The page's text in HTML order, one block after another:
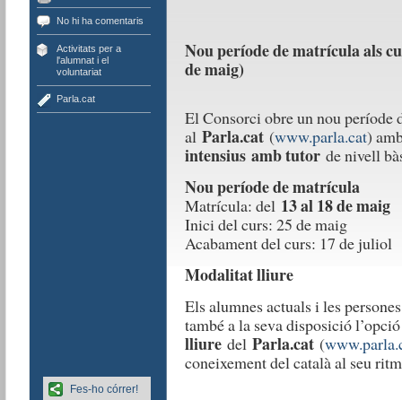
No hi ha comentaris
Activitats per a
l'alumnat i el
voluntariat
Parla.cat
Nou període de matrícula als
de maig)
El Consorci obre un nou període
al Parla.cat(www.parla.cat)
intensius amb tutorde nivell
Nou període de matrícula
Matrícula: del 13 al 18 de maig
Inici del curs: 25 de maig
Acabament del curs: 17 de juliol
Modalitat lliure
Els alumnes actuals i les
també a la seva disposició
lliuredel Parla.cat(
coneixement del català al seu
Fes-ho córrer!